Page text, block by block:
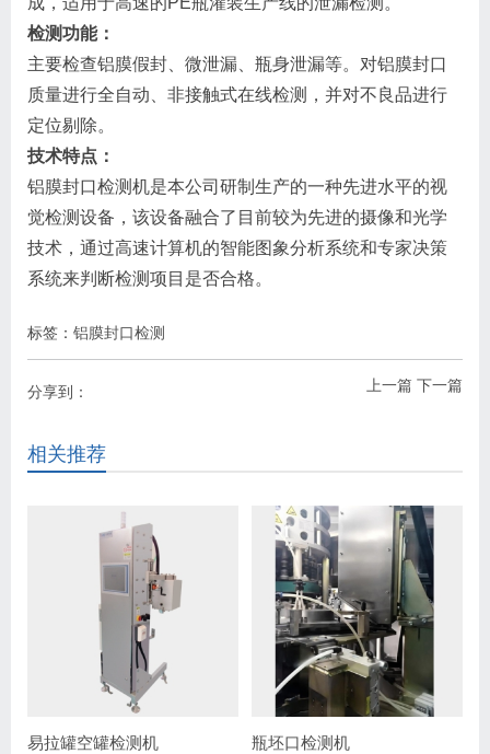
检测功能：
主要检查铝膜假封、微泄漏、瓶身泄漏等。对铝膜封口
质量进行全自动、非接触式在线检测，并对不良品进行
定位剔除。
技术特点：
铝膜封口检测机是本公司研制生产的一种先进水平的视
觉检测设备，该设备融合了目前较为先进的摄像和光学
技术，通过高速计算机的智能图象分析系统和专家决策
系统来判断检测项目是否合格。
标签： 铝膜封口检测
上一篇 下一篇
分享到：
相关推荐
易拉罐空罐检测机 瓶坯口检测机